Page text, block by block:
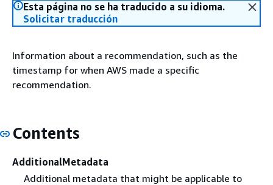
Esta página no se ha traducido a su idioma.
Solicitar traducción
Information about a recommendation, such as the
timestamp for when AWS made a specific
recommendation.
Contents
AdditionalMetadata
Additional metadata that might be applicable to